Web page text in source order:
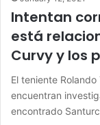
Intentan
está
Curvy y los
El teniente
encuentran
encontrado